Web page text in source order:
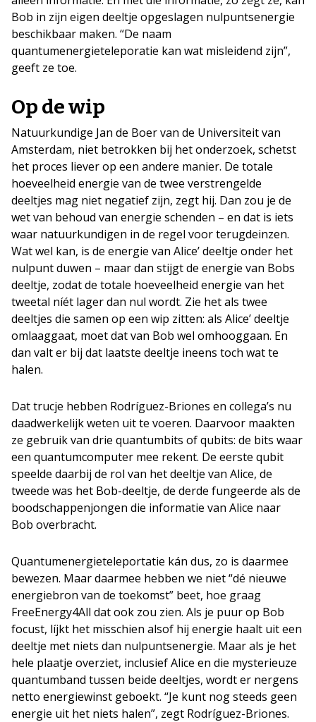
Bob in zijn eigen deeltje opgeslagen nulpuntsenergie
beschikbaar maken. “De naam
quantumenergieteleporatie kan wat misleidend zijn”,
geeft ze toe.
Op de wip
Natuurkundige Jan de Boer van de Universiteit van
Amsterdam, niet betrokken bij het onderzoek, schetst
het proces liever op een andere manier. De totale
hoeveelheid energie van de twee verstrengelde
deeltjes mag niet negatief zijn, zegt hij. Dan zou je de
wet van behoud van energie schenden – en dat is iets
waar natuurkundigen in de regel voor terugdeinzen.
Wat wel kan, is de energie van Alice’ deeltje onder het
nulpunt duwen – maar dan stijgt de energie van Bobs
deeltje, zodat de totale hoeveelheid energie van het
tweetal níét lager dan nul wordt. Zie het als twee
deeltjes die samen op een wip zitten: als Alice’ deeltje
omlaaggaat, moet dat van Bob wel omhooggaan. En
dan valt er bij dat laatste deeltje ineens toch wat te
halen.
Dat trucje hebben Rodríguez-Briones en collega’s nu
daadwerkelijk weten uit te voeren. Daarvoor maakten
ze gebruik van drie quantumbits of qubits: de bits waar
een quantumcomputer mee rekent. De eerste qubit
speelde daarbij de rol van het deeltje van Alice, de
tweede was het Bob-deeltje, de derde fungeerde als de
boodschappenjongen die informatie van Alice naar
Bob overbracht.
Quantumenergieteleportatie kán dus, zo is daarmee
bewezen. Maar daarmee hebben we niet “dé nieuwe
energiebron van de toekomst” beet, hoe graag
FreeEnergy4All dat ook zou zien. Als je puur op Bob
focust, líjkt het misschien alsof hij energie haalt uit een
deeltje met niets dan nulpuntsenergie. Maar als je het
hele plaatje overziet, inclusief Alice en die mysterieuze
quantumband tussen beide deeltjes, wordt er nergens
netto energiewinst geboekt. “Je kunt nog steeds geen
energie uit het niets halen”, zegt Rodríguez-Briones.